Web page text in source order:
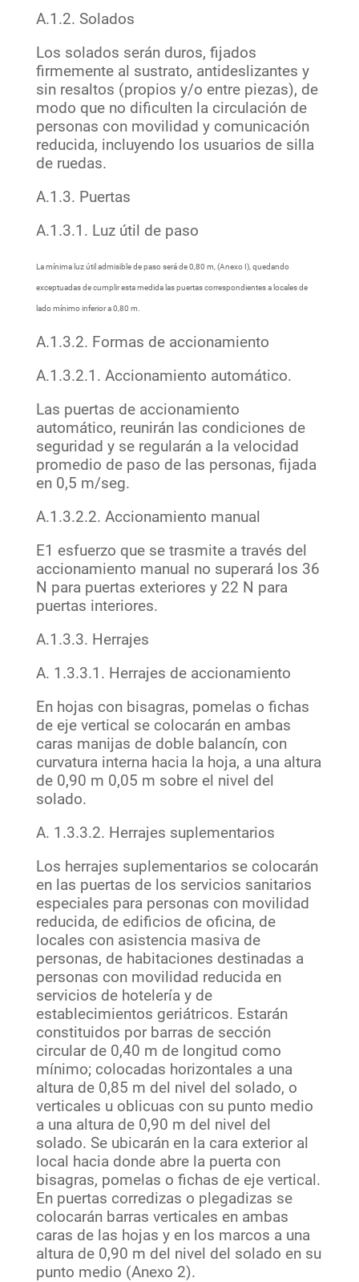
A.1.2. Solados
Los solados serán duros, fijados
firmemente al sustrato, antideslizantes y
sin resaltos (propios y/o entre piezas), de
modo que no dificulten la circulación de
personas con movilidad y comunicación
reducida, incluyendo los usuarios de silla
de ruedas.
A.1.3. Puertas
A.1.3.1. Luz útil de paso
La mínima luz útil admisible de paso será de 0,80 m, (Anexo I), quedando
exceptuadas de cumplir esta medida las puertas correspondientes a locales de
lado mínimo inferior a 0,80 m.
A.1.3.2. Formas de accionamiento
A.1.3.2.1. Accionamiento automático.
Las puertas de accionamiento
automático, reunirán las condiciones de
seguridad y se regularán a la velocidad
promedio de paso de las personas, fijada
en 0,5 m/seg.
A.1.3.2.2. Accionamiento manual
E1 esfuerzo que se trasmite a través del
accionamiento manual no superará los 36
N para puertas exteriores y 22 N para
puertas interiores.
A.1.3.3. Herrajes
A. 1.3.3.1. Herrajes de accionamiento
En hojas con bisagras, pomelas o fichas
de eje vertical se colocarán en ambas
caras manijas de doble balancín, con
curvatura interna hacia la hoja, a una altura
de 0,90 m 0,05 m sobre el nivel del
solado.
A. 1.3.3.2. Herrajes suplementarios
Los herrajes suplementarios se colocarán
en las puertas de los servicios sanitarios
especiales para personas con movilidad
reducida, de edificios de oficina, de
locales con asistencia masiva de
personas, de habitaciones destinadas a
personas con movilidad reducida en
servicios de hotelería y de
establecimientos geriátricos. Estarán
constituidos por barras de sección
circular de 0,40 m de longitud como
mínimo; colocadas horizontales a una
altura de 0,85 m del nivel del solado, o
verticales u oblicuas con su punto medio
a una altura de 0,90 m del nivel del
solado. Se ubicarán en la cara exterior al
local hacia donde abre la puerta con
bisagras, pomelas o fichas de eje vertical.
En puertas corredizas o plegadizas se
colocarán barras verticales en ambas
caras de las hojas y en los marcos a una
altura de 0,90 m del nivel del solado en su
punto medio (Anexo 2).